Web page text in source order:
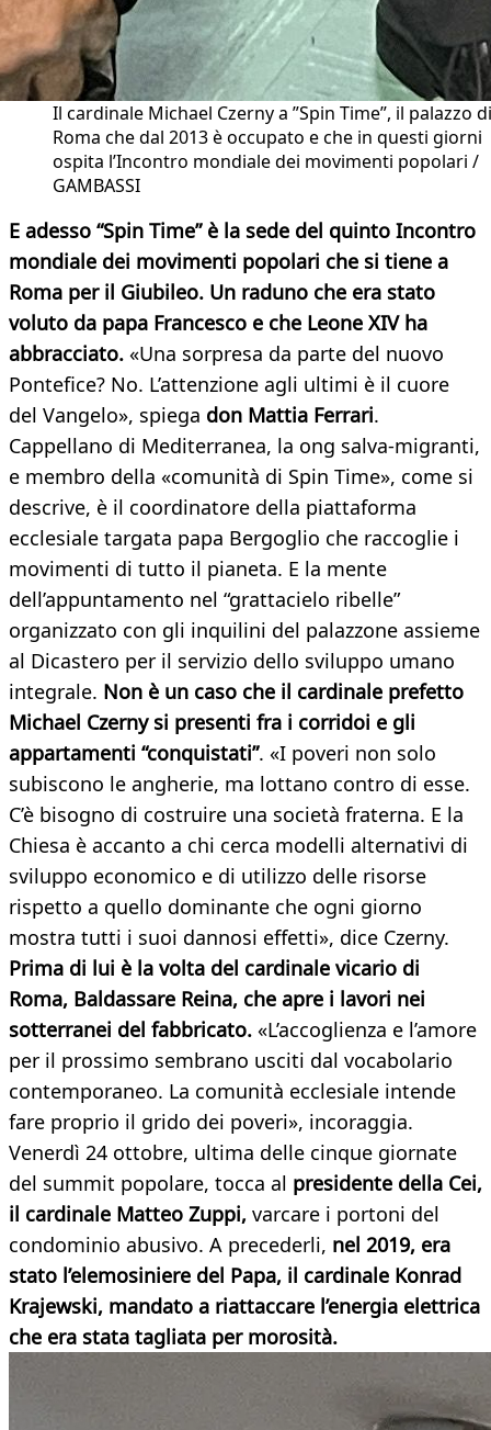
Il cardinale Michael Czerny a ”Spin Time”, il palazzo di
Roma che dal 2013 è occupato e che in questi giorni
ospita l’Incontro mondiale dei movimenti popolari /
GAMBASSI
E adesso “Spin Time” è la sede del quinto Incontro
mondiale dei movimenti popolari che si tiene a
Roma per il Giubileo. Un raduno che era stato
voluto da papa Francesco e che Leone XIV ha
abbracciato. «Una sorpresa da parte del nuovo
Pontefice? No. L’attenzione agli ultimi è il cuore
del Vangelo», spiega don Mattia Ferrari.
Cappellano di Mediterranea, la ong salva-migranti,
e membro della «comunità di Spin Time», come si
descrive, è il coordinatore della piattaforma
ecclesiale targata papa Bergoglio che raccoglie i
movimenti di tutto il pianeta. E la mente
dell’appuntamento nel “grattacielo ribelle”
organizzato con gli inquilini del palazzone assieme
al Dicastero per il servizio dello sviluppo umano
integrale. Non è un caso che il cardinale prefetto
Michael Czerny si presenti fra i corridoi e gli
appartamenti “conquistati”. «I poveri non solo
subiscono le angherie, ma lottano contro di esse.
C’è bisogno di costruire una società fraterna. E la
Chiesa è accanto a chi cerca modelli alternativi di
sviluppo economico e di utilizzo delle risorse
rispetto a quello dominante che ogni giorno
mostra tutti i suoi dannosi effetti», dice Czerny.
Prima di lui è la volta del cardinale vicario di
Roma, Baldassare Reina, che apre i lavori nei
sotterranei del fabbricato. «L’accoglienza e l’amore
per il prossimo sembrano usciti dal vocabolario
contemporaneo. La comunità ecclesiale intende
fare proprio il grido dei poveri», incoraggia.
Venerdì 24 ottobre, ultima delle cinque giornate
del summit popolare, tocca al presidente della Cei,
il cardinale Matteo Zuppi, varcare i portoni del
condominio abusivo. A precederli, nel 2019, era
stato l’elemosiniere del Papa, il cardinale Konrad
Krajewski, mandato a riattaccare l’energia elettrica
che era stata tagliata per morosità.